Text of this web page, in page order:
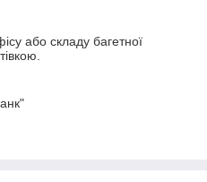
або складу багетної